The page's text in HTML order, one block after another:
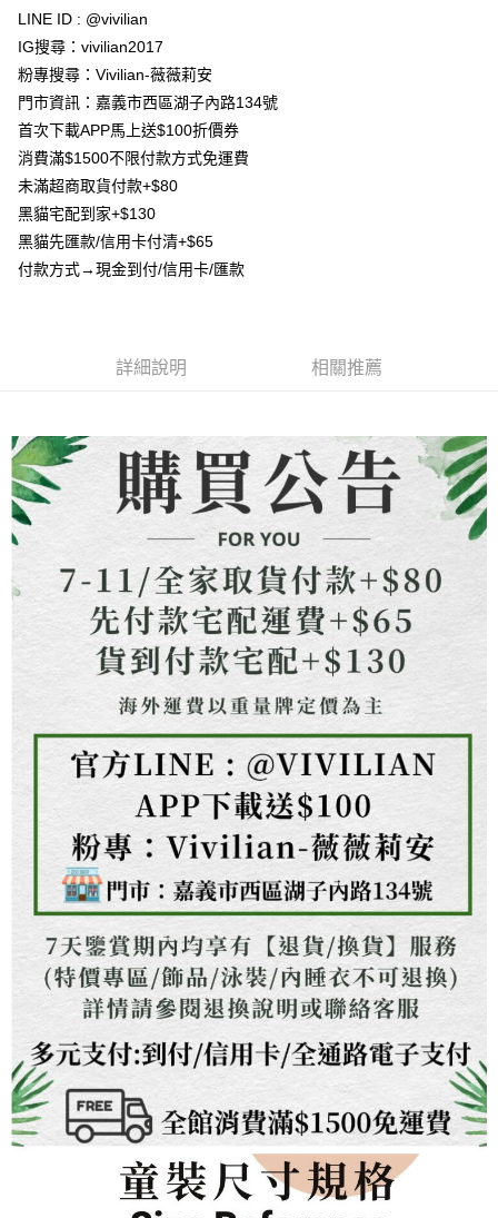
台新國際商業銀行
台灣樂天信用卡公司
Google Pay
大哥付你分期
相關說明
【大哥付你分期使用說明】
2.付款方式選擇「大哥付你分期」，訂單成立後會自動跳轉到大哥付的交易
流程，驗證手機門號後，選擇欲分期的期數、繳款截止日，確認付款後即完
成交易。
3.實際核准額度、可分期數及費用金額請依後續交易確認頁面所載為準。
4.訂單成立30分鐘內，如未前往確認交易或遇審核未通過，訂單將自動取
消。如遇「轉專審核」未通過狀況，表示未達大哥付你分期系統評分，恕無
2.透過簡訊連結打開帳單後，可選擇「超商條碼／台灣大直營門市／銀行轉
1.本服務係由「台灣大哥大股份有限公司」（以下簡稱本公司）所提供，讓
用戶於交易時，得透過本服務購買商品或服務，並由商店將買賣／分期付款
買賣價金債權讓與本公司後，依約使用本公司帳單繳交帳款。
2.基於同意付款使用「大哥付你分期」之契約關係目的，商店將以您的個人
資料（包含姓名、電話或地址）提供予台灣大哥大進項蒐集、處理及利用，
由本公司與您本人進行分期帳單所需資料之確認、核對及更正。
3.完整用戶服務條款，請詳閱以下連結：https://oppay.tw/userRule
AFTEE先享後付
相關說明
【關於「AFTEE先享後付」】
AFTEE先享後付是「在收到商品之後才付款」的支付方式。 讓您購物簡單
便利好安心！
１．簡單：不需註冊會員、不需綁卡、不需儲值。
２．便利：只要手機號碼，簡訊認證，即可結帳。
結帳頁面，進行簡訊認證並確認金額後，即可完成結帳。
ATM／網路銀行／等多元方式進行付款，方視為交易完成。
※ 請注意：結帳手續完成當下不需立刻繳費，但若您需要取消訂單，請聯絡
購買商品的店家。未經商家同意取消之訂單仍視為有效，需透過AFTEE先享
後付繳納相關費用。
※ 交易是否成功請以「AFTEE先享後付 」之結帳頁面顯示為準，若有關於
是否繳費成功／繳費後需取消欲退款等相關疑問，請聯繫「AFTEE先享後付
【注意事項】
１．透過由恩沛科技股份有限公司提供之「AFTEE先享後付」服務完成之交
易，需依本服務之必要範圍內提供個人資料，並將交易相關給付款項請求債
權轉讓予恩沛科技股份有限公司。
２．關於個人資料處理事宜，請瀏覽以下網址：
https://aftee.tw/terms/#terms3
３．未成年的使用者請事先徵得法定代理人或監護人之同意方可使用
「AFTEE先享後付」，若未經同意申辦者引起之損失，本公司不負相關責
４．使用「AFTEE先享後付」時，將依據個別帳號之用戶狀況，依本公司即
時審查核予不同之上限額度；若仍有額度不足之情形，本公司將視審查結果
請求用戶進行身份認證。
５．嚴禁一人註冊多個帳號或使用他人資訊註冊。若發現惡意使用之情形，
恩沛科技股份有限公司將有權停止該用戶之使用額度並採取法律行動。
ATM付款
貨到付款
每筆NT$80，滿NT$1,500(含以上)免運費
每筆NT$80，滿NT$1,500(含以上)免運費
先付款宅配到府
每筆NT$65，滿NT$1,500(含以上)免運費
每筆NT$130，滿NT$1,500(含以上)免運費
LINE ID : @vivilian
IG搜尋：vivilian2017
粉專搜尋：Vivilian-薇薇莉安
門市資訊：嘉義市西區湖子內路134號
首次下載APP馬上送$100折價券
消費滿$1500不限付款方式免運費
未滿超商取貨付款+$80
黑貓宅配到家+$130
黑貓先匯款/信用卡付清+$65
付款方式→現金到付/信用卡/匯款
詳細說明 相關推薦